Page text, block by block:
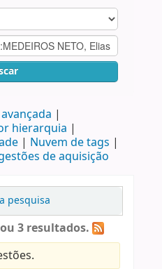
hierarquia
Nuvem de tags
de aquisição
pesquisa
3 resultados.